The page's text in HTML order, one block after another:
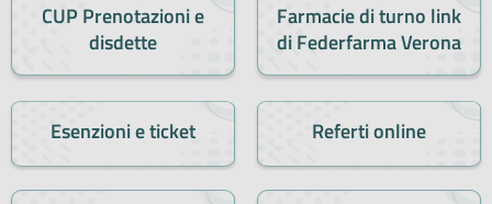
CUP Prenotazioni e
disdette
Farmacie di turno link
di Federfarma Verona
Esenzioni e ticket Referti online